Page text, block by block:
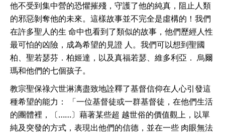
他不受到集中營的恐懼摧殘，守護了他的純真，阻止人類
的邪惡剝奪他的未來。這樣故事並不完全是虛構的！我們
在許多聖人的生 命中也看到了類似的故事，他們歷經人性
最可怕的凶險，成為希望的見證 人。我們可以想到聖國
柏、聖若瑟芬．柏姬達，以及真福若瑟、維多利亞． 烏爾
瑪和他們的七個孩子。
教宗聖保祿六世淋漓盡致地詮釋了基督信仰在人心引發這
種希望的能力： 「一位基督徒或一群基督徒，在他們生活
的團體裡，〔……〕藉著某些超 越世俗的價值觀上，以單
純及突發的方式，表現出他們的信德，並在一些 肉眼無法